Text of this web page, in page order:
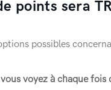
points sera
possibles
vous voyez à chaque fois